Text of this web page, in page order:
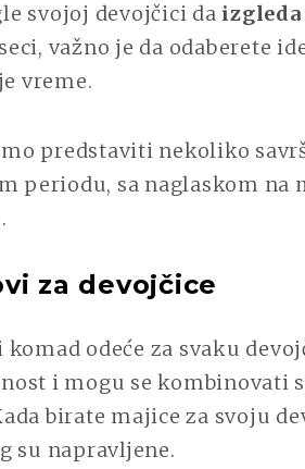
svojoj devojčici da izgleda
važno je da odaberete
vreme.
predstaviti nekoliko
periodu, sa naglaskom na
za devojčice
komad odeće za svaku
i mogu se kombinovati
birate majice za svoju
su napravljene.